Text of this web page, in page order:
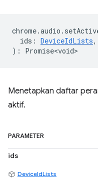
chrome.audio .
ids : DeviceIdLists,
) : Promise<void>
Menetapkan daftar
aktif.
PARAMETER
ids
DeviceIdLists